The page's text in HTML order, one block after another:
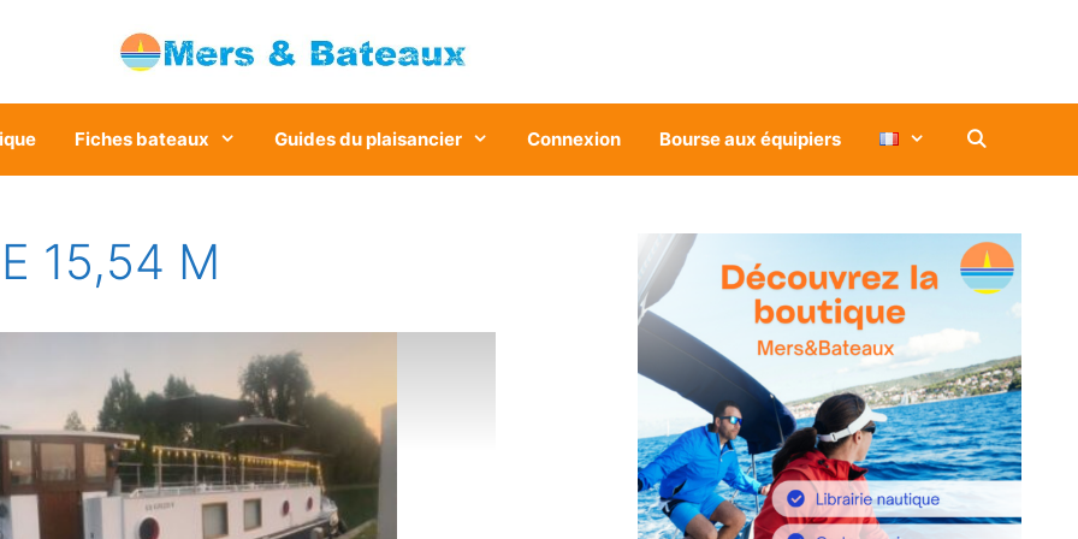
Fiches bateaux Guides du plaisancier Connexion Bourse aux équipiers
15,54 M